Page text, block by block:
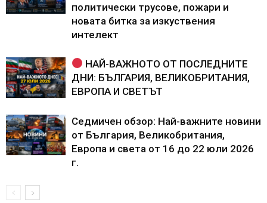
политически трусове, пожари и
новата битка за изкуствения
интелект
НАЙ-ВАЖНОТО ОТ ПОСЛЕДНИТЕ
ДНИ: БЪЛГАРИЯ, ВЕЛИКОБРИТАНИЯ,
ЕВРОПА И СВЕТЪТ
Седмичен обзор: Най-важните новини
от България, Великобритания,
Европа и света от 16 до 22 юли 2026
г.